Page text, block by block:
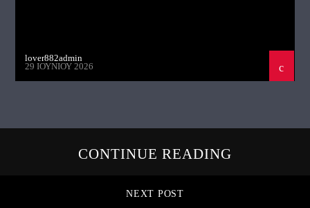
lover882admin
29 ΙΟΥΝΊΟΥ 2026
CONTINUE READING
NEXT POST